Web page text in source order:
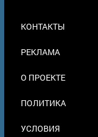
В
КОНТАКТЫ
РЕКЛАМА
О ПРОЕКТЕ
ПОЛИТИКА
УСЛОВИЯ